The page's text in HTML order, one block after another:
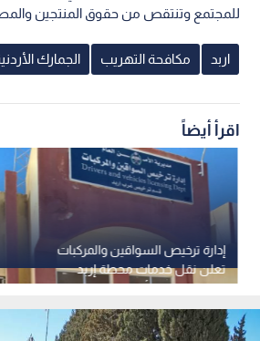
للمجتمع وتنتقص من حقوق المنتجين
اربد مكافحة التهريب الجمارك
اقرأ أيضاً
إدارة ترخيص السواقين والمركبات
تعلن نقل خدمات محطة إربد
المسائية لمركز أمن إربد الغربي